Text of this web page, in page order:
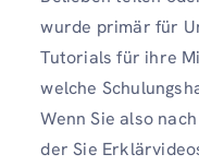
wurde primär für
Tutorials für ihre
welche
Wenn Sie also
der Sie